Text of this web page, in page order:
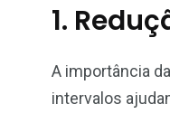
1.
A importância
intervalos